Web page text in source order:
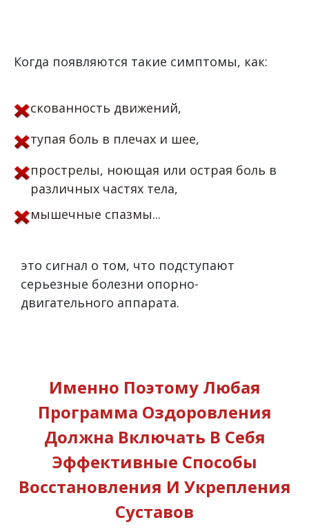
Когда появляются такие симптомы, как:
скованность движений,
тупая боль в плечах и шее,
прострелы, ноющая или острая боль в
различных частях тела,
мышечные спазмы...
это сигнал о том, что подступают
серьезные болезни опорно-
двигательного аппарата.
Именно Поэтому Любая
Программа Оздоровления
Должна Включать В Себя
Эффективные Способы
Восстановления И Укрепления
Суставов